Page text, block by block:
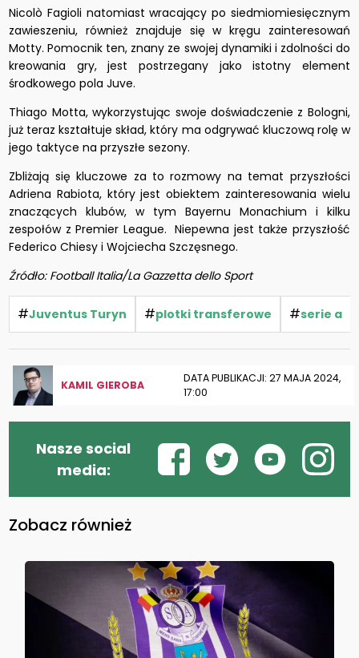
Nicolò Fagioli natomiast wracający po siedmiomiesięcznym
zawieszeniu, również znajduje się w kręgu zainteresowań
Motty. Pomocnik ten, znany ze swojej dynamiki i zdolności do
kreowania gry, jest postrzegany jako istotny element
środkowego pola Juve.
Thiago Motta, wykorzystując swoje doświadczenie z Bologni,
już teraz kształtuje skład, który ma odgrywać kluczową rolę w
jego taktyce na przyszłe sezony.
Zbliżają się kluczowe za to rozmowy na temat przyszłości
Adriena Rabiota, który jest obiektem zainteresowania wielu
znaczących klubów, w tym Bayernu Monachium i kilku
zespołów z Premier League. Niepewna jest także przyszłość
Federico Chiesy i Wojciecha Szczęsnego.
Źródło: Football Italia/La Gazzetta dello Sport
#Juventus Turyn #plotki transferowe #serie a
KAMIL GIEROBA
DATA PUBLIKACJI: 27 MAJA 2024,
17:00
Nasze social
media:
Zobacz również